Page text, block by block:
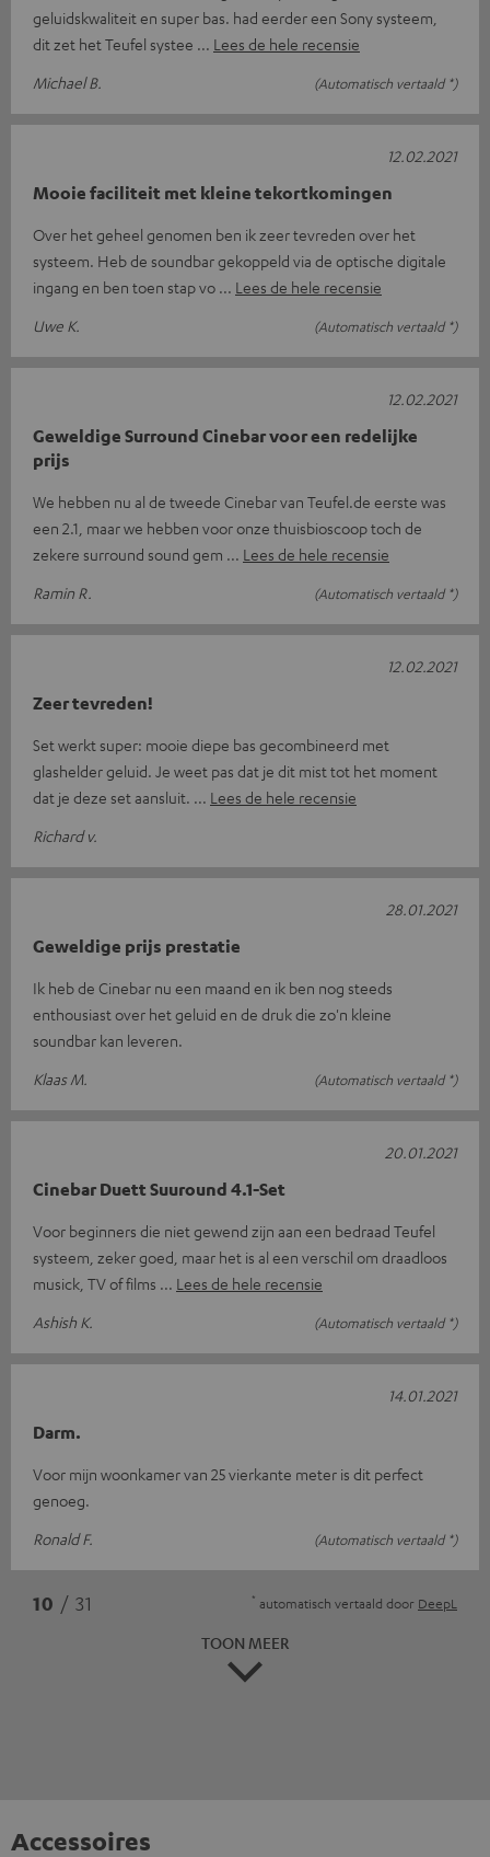
geluidskwaliteit en super bas. had eerder een Sony systeem,
dit zet het Teufel systee
Lees de hele recensie
Michael B.
(Automatisch vertaald *)
Mooie faciliteit met kleine tekortkomingen
Over het geheel genomen ben ik zeer tevreden over het
systeem. Heb de soundbar gekoppeld via de optische digitale
ingang en ben toen stap vo
Lees de hele recensie
Uwe K.
(Automatisch vertaald *)
12.02.2021
Geweldige Surround Cinebar voor een redelijke
prijs
We hebben nu al de tweede Cinebar van Teufel.de eerste was
een 2.1, maar we hebben voor onze thuisbioscoop toch de
zekere surround sound gem
Lees de hele recensie
Ramin R.
(Automatisch vertaald *)
12.02.2021
Zeer tevreden!
Set werkt super: mooie diepe bas gecombineerd met
glashelder geluid. Je weet pas dat je dit mist tot het moment
dat je deze set aansluit.
Lees de hele recensie
Richard v.
12.02.2021
Geweldige prijs prestatie
Ik heb de Cinebar nu een maand en ik ben nog steeds
enthousiast over het geluid en de druk die zo'n kleine
soundbar kan leveren.
Klaas M.
(Automatisch vertaald *)
28.01.2021
Cinebar Duett Suuround 4.1-Set
Voor beginners die niet gewend zijn aan een bedraad Teufel
systeem, zeker goed, maar het is al een verschil om draadloos
musick, TV of films
Lees de hele recensie
Ashish K.
(Automatisch vertaald *)
20.01.2021
Darm.
Voor mijn woonkamer van 25 vierkante meter is dit perfect
genoeg.
Ronald F.
(Automatisch vertaald *)
14.01.2021
10 / 31 * automatisch vertaald door DeepL
TOON MEER
Accessoires